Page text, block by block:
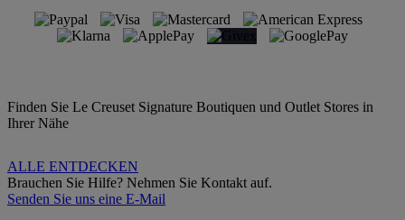
Finden Sie Le Creuset Signature Boutiquen und Outlet Stores in
Ihrer Nähe
ALLE ENTDECKEN
Brauchen Sie Hilfe? Nehmen Sie Kontakt auf.
Senden Sie uns eine E-Mail